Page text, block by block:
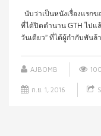
นับว่าเป็นหนังเรื่องแรก
ที่ได้ปิดตำนาน GTH ไปแ
วันเดียว” ที่ได้ผู้กำกับพันล้
AJBOMB
ก.ย. 1, 2016